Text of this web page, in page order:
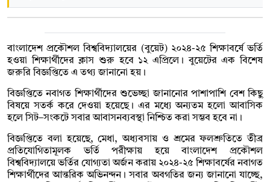
বাংলাদেশ প্রকৌশল বিশ্ববিদ্যালয়ের (বুয়েট) ২০২৪-২৫ শিক্ষাবর্ষে ভর্তি
হওয়া শিক্ষার্থীদের ক্লাস শুরু হবে ১২ এপ্রিলে। বুয়েটের এক বিশেষ
জরুরি বিজ্ঞপ্তিতে এ তথ্য জানানো হয়।
বিজ্ঞপ্তিতে নবাগত শিক্ষার্থীদের শুভেচ্ছা জানানোর পাশাপাশি বেশ কিছু
বিষয়ে সতর্ক করে দেওয়া হয়েছে। এর মধ্যে অন্যতম হলো আবাসিক
হলে সিট–সংকটে সবার আবাসনব্যবস্থা নিশ্চিত করা সম্ভব হবে না।
বিজ্ঞপ্তিতে বলা হয়েছে, মেধা, অধ্যবসায় ও শ্রমের ফলশ্রুতিতে তীব্র
প্রতিযোগিতামূলক ভর্তি পরীক্ষায় হয়ে বাংলাদেশ প্রকৌশল
বিশ্ববিদ্যালয়ে ভর্তির যোগ্যতা অর্জন করায় ২০২৪-২৫ শিক্ষাবর্ষের নবাগত
শিক্ষার্থীদের আন্তরিক অভিনন্দন। সবার অবগতির জন্য জানানো যাচ্ছে,